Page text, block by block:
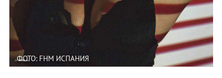
ФОТО: FHM ИСПАНИЯ